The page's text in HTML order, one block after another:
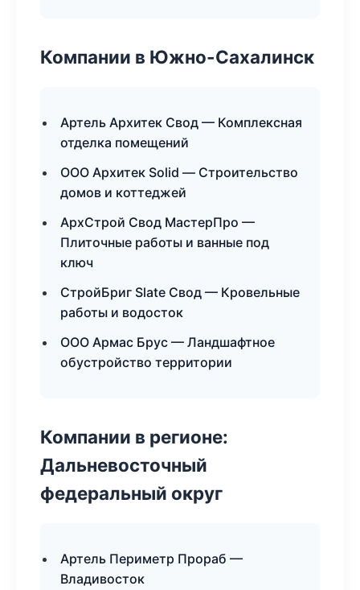
Компании в Южно-Сахалинск
Артель Архитек Свод — Комплексная
отделка помещений
ООО Архитек Solid — Строительство
домов и коттеджей
АрхСтрой Свод МастерПро —
Плиточные работы и ванные под
ключ
СтройБриг Slate Свод — Кровельные
работы и водосток
ООО Армас Брус — Ландшафтное
обустройство территории
Компании в регионе:
Дальневосточный
федеральный округ
Артель Периметр Прораб —
Владивосток